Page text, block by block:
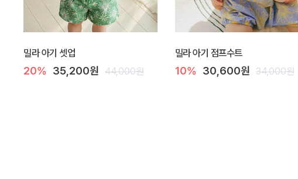
밀라 아기 셋업
20% 35,200원 44,000원
밀라 아기 점프수트
10% 30,600원 34,000원